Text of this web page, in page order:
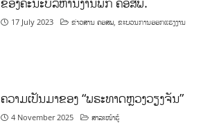
17 July 2023 ຂ່າວສານ ຄອສພ ,ຂະບວນການອອກແຮງງານ
ຄວາມເປັນມາຂອງ “ພຣະທາດຫຼວງວຽງຈັນ”
4 November 2025 ສາລະໜ້າຮູ້